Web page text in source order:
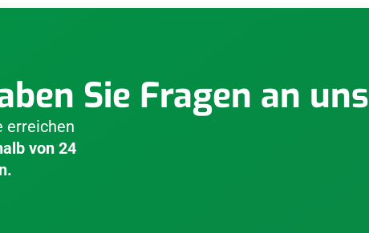
Sie Fragen an
erreichen
von 24